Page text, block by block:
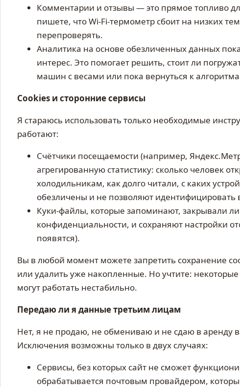
Комментарии и отзывы — это прямое топливо
пишете, что Wi-Fi-термометр сбоит на низких
перепроверять.
Аналитика на основе обезличенных данных
интерес. Это помогает решить, стоит ли
машин с весами или пока вернуться к
Cookies и сторонние сервисы
Я стараюсь использовать только необходимые
работают:
Счётчики посещаемости (например,
агрегированную статистику: сколько человек
холодильникам, как долго читали, с каких
обезличены и не позволяют идентифицировать
Куки-файлы, которые запоминают, закрывали
конфиденциальности, и сохраняют настройки
появятся).
Вы в любой момент можете запретить сохранение
или удалить уже накопленные. Но учтите:
могут работать нестабильно.
Передаю ли я данные третьим лицам
Нет, я не продаю, не обмениваю и не сдаю в
Исключения возможны только в двух случаях:
Сервисы, без которых сайт не сможет
обрабатывается почтовым провайдером,